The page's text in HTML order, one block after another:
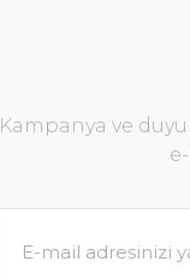
Kampanya ve